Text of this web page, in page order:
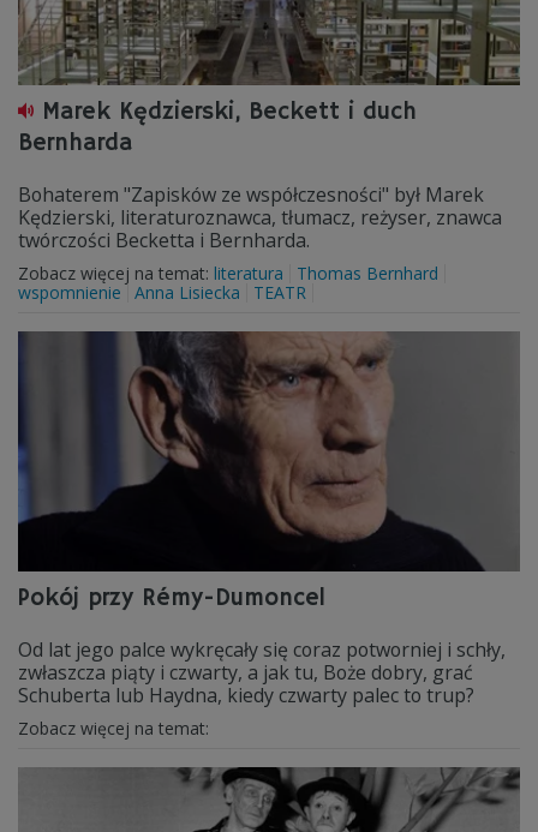
Marek Kędzierski, Beckett i duch
Bernharda
Bohaterem "Zapisków ze współczesności" był Marek
Kędzierski, literaturoznawca, tłumacz, reżyser, znawca
twórczości Becketta i Bernharda.
Zobacz więcej na temat: literatura
Thomas Bernhard
wspomnienie
Anna Lisiecka TEATR
Pokój przy Rémy-Dumoncel
Od lat jego palce wykręcały się coraz potworniej i schły,
zwłaszcza piąty i czwarty, a jak tu, Boże dobry, grać
Schuberta lub Haydna, kiedy czwarty palec to trup?
Zobacz więcej na temat: